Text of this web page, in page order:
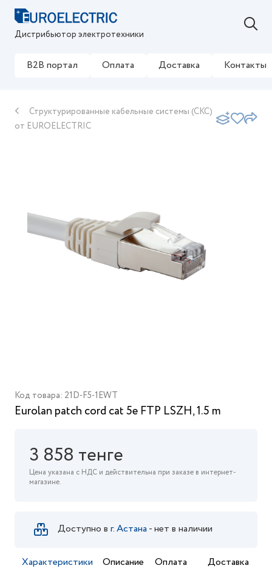
Дистрибьютор электротехники
B2B портал Оплата Доставка Контакты
Структурированные кабельные системы (СКС)
от EUROELECTRIC
Код товара: 21D-F5-1EWT
Eurolan patch cord cat 5e FTP LSZH, 1.5 m
3 858 тенге
Цена указана с НДС и действительна при заказе в интернет-
магазине.
Доступно в г. Астана - нет в наличии
Характеристики Описание Оплата Доставка